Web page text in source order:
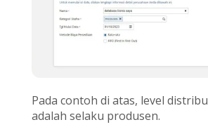
Pada contoh di atas, level
adalah selaku produsen.